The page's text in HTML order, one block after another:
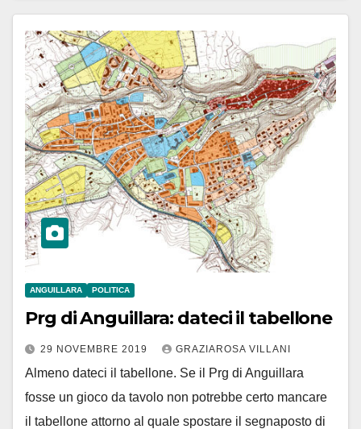
ANGUILLARA POLITICA
Prg di Anguillara: dateci il tabellone
29 NOVEMBRE 2019 GRAZIAROSA VILLANI
Almeno dateci il tabellone. Se il Prg di Anguillara
fosse un gioco da tavolo non potrebbe certo mancare
il tabellone attorno al quale spostare il segnaposto di